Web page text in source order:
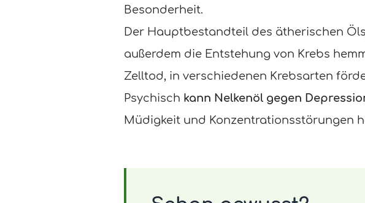
Besonderheit.
Der Hauptbestandteil des ätherischen
außerdem die Entstehung von Krebs
Zelltod, in verschiedenen Krebsarten
Psychisch kann Nelkenöl gegen
Müdigkeit und Konzentrationsstörungen